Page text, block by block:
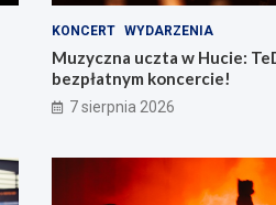
KONCERT WYDARZENIA
Muzyczna uczta w Hucie:
bezpłatnym koncercie!
7 sierpnia 2026